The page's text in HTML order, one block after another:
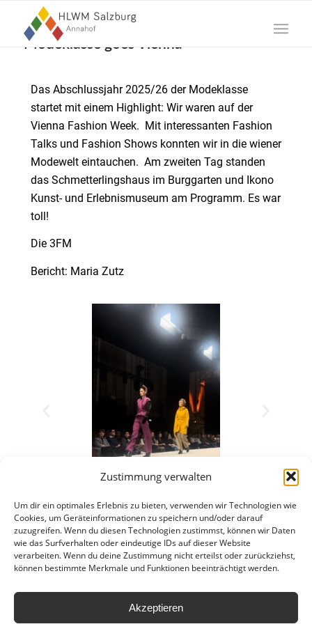
Zustimmung verwalten
Um dir ein optimales Erlebnis zu bieten, verwenden wir Technologien wie
Cookies, um Geräteinformationen zu speichern und/oder darauf
zuzugreifen. Wenn du diesen Technologien zustimmst, können wir Daten
wie das Surfverhalten oder eindeutige IDs auf dieser Website
verarbeiten. Wenn du deine Zustimmung nicht erteilst oder zurückziehst,
können bestimmte Merkmale und Funktionen beeinträchtigt werden.
Akzeptieren
Modeklasse goes Vienna
Das Abschlussjahr 2025/26 der Modeklasse
startet mit einem Highlight: Wir waren auf der
Vienna Fashion Week. Mit interessanten Fashion
Talks und Fashion Shows konnten wir in die wiener
Modewelt eintauchen. Am zweiten Tag standen
das Schmetterlingshaus im Burggarten und Ikono
Kunst- und Erlebnismuseum am Programm. Es war
toll!
Die 3FM
Bericht: Maria Zutz